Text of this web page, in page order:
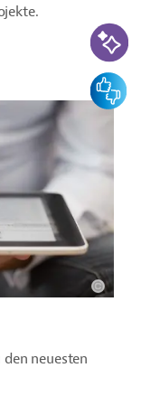
neuesten
KI-